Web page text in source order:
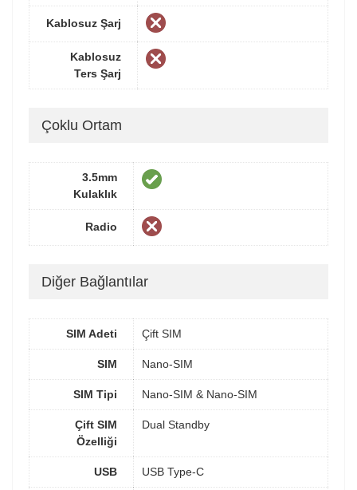
Kablosuz Şarj
Kablosuz
Ters Şarj
Çoklu Ortam
3.5mm
Kulaklık
Radio
Diğer Bağlantılar
SIM Adeti Çift SIM
SIM Nano-SIM
SIM Tipi Nano-SIM & Nano-SIM
Çift SIM
Özelliği
Dual Standby
USB USB Type-C